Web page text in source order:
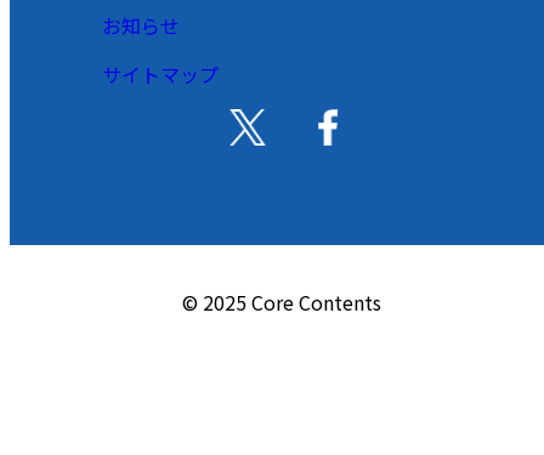
お知らせ
サイトマップ
© 2025 Core Contents